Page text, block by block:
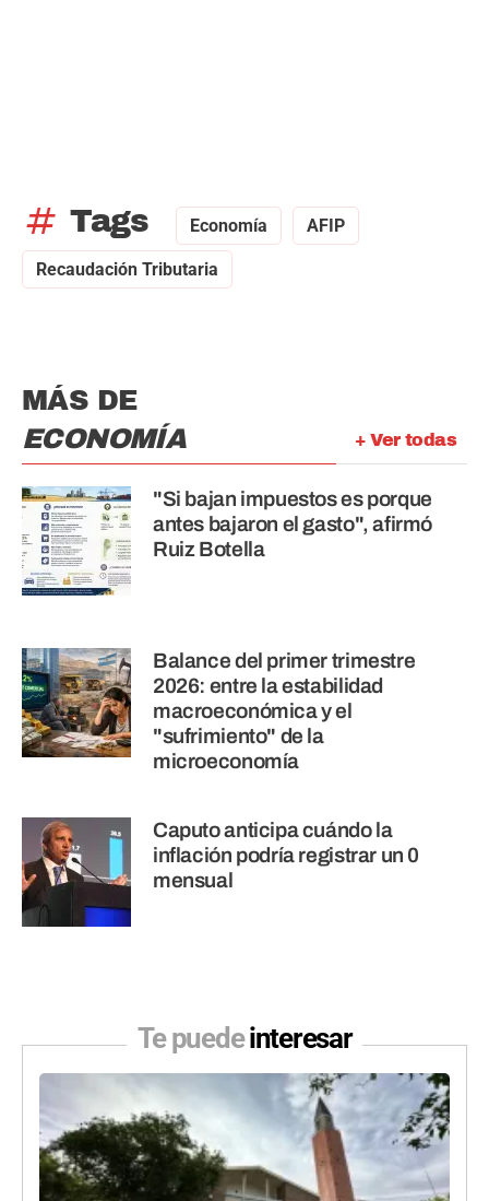
tag Tags Economía AFIP
Recaudación Tributaria
+ Ver todas
MÁS DE
ECONOMÍA
"Si bajan impuestos es porque
antes bajaron el gasto", afirmó
Ruiz Botella
Balance del primer trimestre
2026: entre la estabilidad
macroeconómica y el
"sufrimiento" de la
microeconomía
Caputo anticipa cuándo la
inflación podría registrar un 0
mensual
Te puedeinteresar